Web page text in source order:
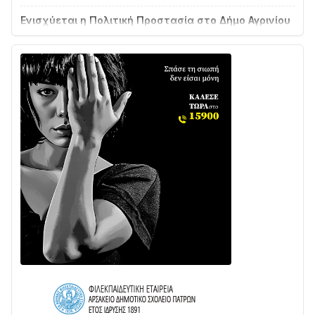
με δύο νέα υδροφόρα οχήματα
Διαβάστε την «Ναυπακτία» που κυκλοφορεί
31/07 • 08:16
Δωρίδα για Όλους: «Καμία εκχώρηση των νερών
στην ΕΥΔΑΠ»
28/07 • 21:46
Διαβάστε την «Ναυπακτία» που κυκλοφορεί
24/07 • 11:31
ΕΚΤΑΚΤΟ – ΝΑΥΠΑΚΤΙΑ: ΣΥΝΑΓΕΡΜΟΣ ΣΤΗΝ
ΠΥΡΟΣΒΕΣΤΙΚΗ ΓΙΑ ΦΩΤΙΑ ΣΤΟΝ ΑΓΙΟ ΗΛΙΑ ΠΡΙΝ ΤΗ
ΓΡΑΝΙΤΣΑ
24/07 • 11:03
ΤΟ ΠΑΡΤΥ ΣΥΝΕΧΙΖΕΤΑΙ…
Στο σκοτάδι μεγάλο μέρος στο Λυγιά Ναυπάκτου